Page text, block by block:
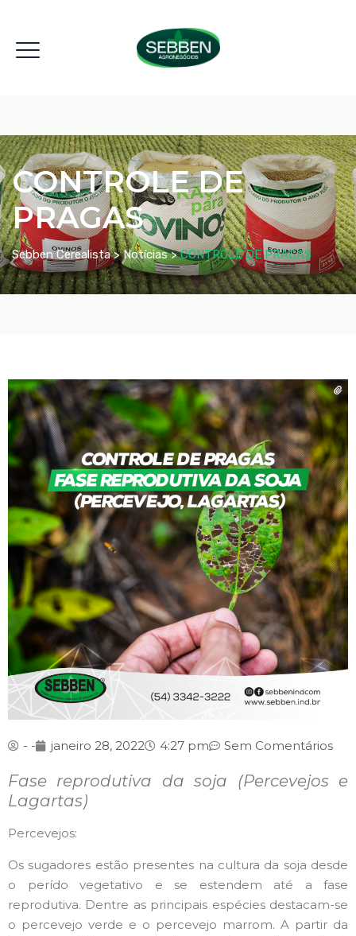
CONTROLE DE
PRAGAS
Sebben Cerealista>Notícias>CONTROLE DE PRAGAS
- - janeiro 28, 2022 4:27 pm Sem Comentários
Fase reprodutiva da soja (Percevejos e
Lagartas)
Percevejos:
Os sugadores estão presentes na cultura da soja desde
o perído vegetativo e se estendem até a fase
reprodutiva. Dentre as principais espécies destacam-se
o percevejo verde e o percevejo marrom. A partir da